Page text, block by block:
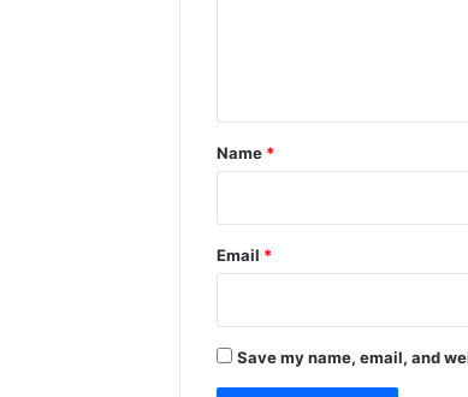
*
Name *
Email *
Save my name, email, and